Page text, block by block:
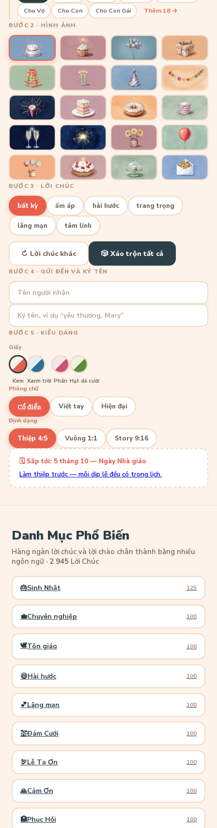
Cho Vợ
Cho Con Cho Con Gái Thêm 18 →
BƯỚC 2 · HÌNH ẢNH
BƯỚC 3 · LỜI CHÚC
bất kỳ ấm áp hài hước trang trọng
lãng mạn tâm linh
↻ Lời chúc khác 🎲 Xáo trộn tất cả
BƯỚC 4 · GỬI ĐẾN VÀ KÝ TÊN
Tên người nhận
Ký tên, ví dụ “yêu thương, Mary”
BƯỚC 5 · KIỂU DÁNG
Giấy
Kem Xanh trời Phấn Hạt dẻ cười
Phông chữ
Cổ điển Viết tay Hiện đại
Định dạng
Thiệp 4:5 Vuông 1:1 Story 9:16
🗓 Sắp tới: 5 tháng 10 — Ngày Nhà giáo
Làm thiệp trước — mỗi dịp lễ đều có trong lịch.
Danh Mục Phổ Biến
Hàng ngàn lời chúc và lời chào chân thành bằng nhiều
ngôn ngữ · 2 945 Lời Chúc
🎂Sinh Nhật 125
💼Chuyên nghiệp 100
🕊️Tôn giáo 100
😄Hài hước 100
💕Lãng mạn 100
💒Đám Cưới 100
🦃Lễ Tạ Ơn 100
🙏Cảm Ơn 100
🏥Phục Hồi 100